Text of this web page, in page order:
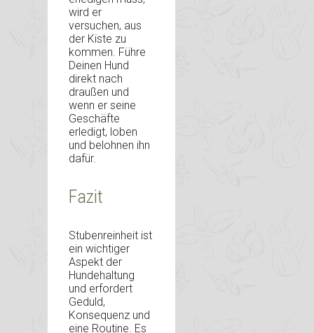
wird er
versuchen, aus
der Kiste zu
kommen. Führe
Deinen Hund
direkt nach
draußen und
wenn er seine
Geschäfte
erledigt, loben
und belohnen ihn
dafür.
Fazit
Stubenreinheit ist
ein wichtiger
Aspekt der
Hundehaltung
und erfordert
Geduld,
Konsequenz und
eine Routine. Es